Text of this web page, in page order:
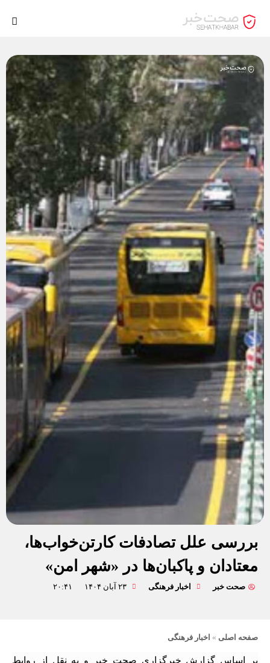
بررسی علل تصادفات کارتن‌خواب‌ها،
معتادان و پاکبان‌ها در «شهر امن»
صحت خبر اخبار فرهنگی ۲۳ آبان ۱۴۰۴ ۲۰:۴۱
صفحه اصلی » اخبار فرهنگی
بر اساس گزارش خبرگزاری صحت خبر و به نقل از روابط